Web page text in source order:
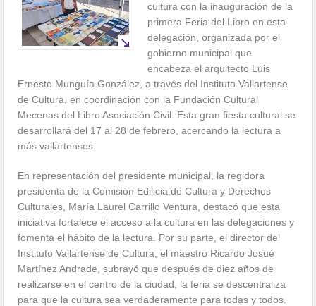
cultura con la inauguración de la
primera Feria del Libro en esta
delegación, organizada por el
gobierno municipal que
encabeza el arquitecto Luis
Ernesto Munguía González, a través del Instituto Vallartense
de Cultura, en coordinación con la Fundación Cultural
Mecenas del Libro Asociación Civil. Esta gran fiesta cultural se
desarrollará del 17 al 28 de febrero, acercando la lectura a
más vallartenses.
En representación del presidente municipal, la regidora
presidenta de la Comisión Edilicia de Cultura y Derechos
Culturales, María Laurel Carrillo Ventura, destacó que esta
iniciativa fortalece el acceso a la cultura en las delegaciones y
fomenta el hábito de la lectura. Por su parte, el director del
Instituto Vallartense de Cultura, el maestro Ricardo Josué
Martínez Andrade, subrayó que después de diez años de
realizarse en el centro de la ciudad, la feria se descentraliza
para que la cultura sea verdaderamente para todas y todos.